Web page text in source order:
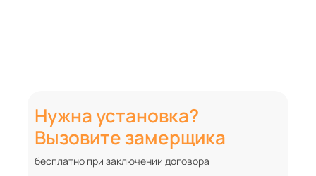
Нужна установка?
Вызовите замерщика
бесплатно при заключении договора